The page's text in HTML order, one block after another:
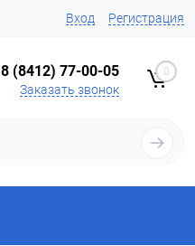
Вход Регистрация
8 (8412) 77-00-05
Заказать звонок
0